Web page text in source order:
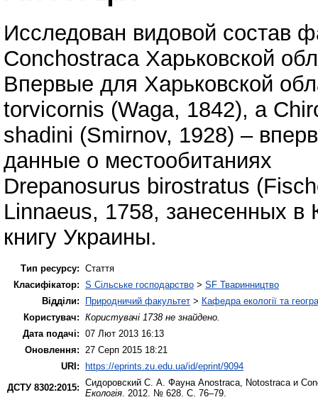
Исследован видовой состав
Conchostraca Харьковской
Впервые для Харьковской
torvicornis (Waga, 1842), а
shadini (Smirnov, 1928) –
данные о местообитаниях
Drepanosurus birostratus
Linnaeus, 1758, занесенных в
книгу Украины.
Тип ресурсу: Стаття
Класифікатор: S Сільське господарство > SF Тваринництво
Відділи:
Природничий факультет > Кафедра екології та
Користувач: Користувачі 1738 не знайдено.
Дата подачі: 07 Лют 2013 16:13
Оновлення:
27 Серп 2015 18:21
URI: https://eprints.zu.edu.ua/id/eprint/9094
ДСТУ 8302:2015: Сидоровский С. А. Фауна Anostraca, Notostraca и
Екологія . 2012. № 628. С. 76–79.